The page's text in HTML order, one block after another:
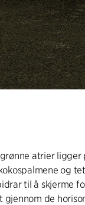
atrier ligger
og
til å skjerme
gjennom de